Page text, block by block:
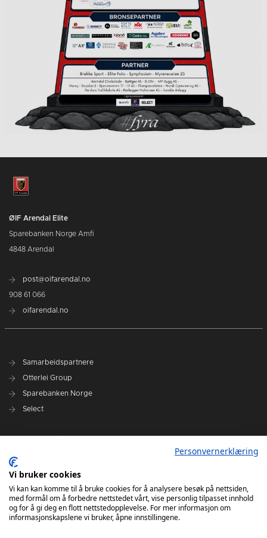
ØIF Arendal Elite
Sparebanken Norge Amfi
4848 Arendal
post@oifarendal.no
908 61 066
oifarendal.no
Samarbeidspartnere
Otterlei Group
Sparebanken Norge
Select
Spillerstall
Administrasjon
Styret
Personvernerklæring
Vi bruker cookies
Vi kan kan komme til å bruke cookies for å analysere besøk på nettsiden,
med formål om å forbedre nettstedet vårt, vise personlig tilpasset innhold
og for å gi deg en flott nettstedopplevelse. For mer informasjon om
informasjonskapslene vi bruker, åpne innstillingene.